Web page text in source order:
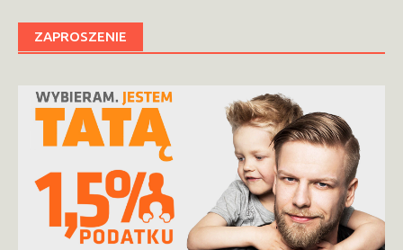
ZAPROSZENIE